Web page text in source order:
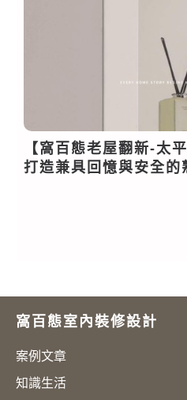
【窩百態老屋翻新-太
打造兼具回憶與安全的
窩百態室內裝修設計
案例文章
知識生活